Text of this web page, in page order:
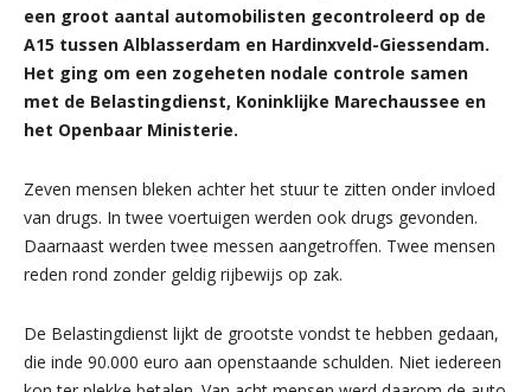
een groot aantal automobilisten gecontroleerd op de
A15 tussen Alblasserdam en Hardinxveld-Giessendam.
Het ging om een zogeheten nodale controle samen
met de Belastingdienst, Koninklijke Marechaussee en
het Openbaar Ministerie.
Zeven mensen bleken achter het stuur te zitten onder invloed
van drugs. In twee voertuigen werden ook drugs gevonden.
Daarnaast werden twee messen aangetroffen. Twee mensen
reden rond zonder geldig rijbewijs op zak.
De Belastingdienst lijkt de grootste vondst te hebben gedaan,
die inde 90.000 euro aan openstaande schulden. Niet iedereen